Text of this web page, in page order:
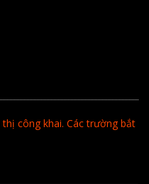
công khai. Các trường bắt